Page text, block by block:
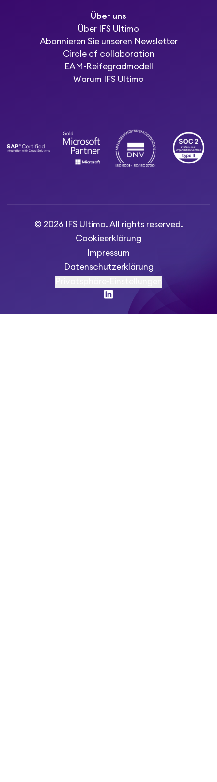
Über uns
Über IFS Ultimo
Abonnieren Sie unseren Newsletter
Circle of collaboration
EAM-Reifegradmodell
Warum IFS Ultimo
© 2026 IFS Ultimo. All rights reserved.
Cookieerklärung
Impressum
Datenschutzerklärung